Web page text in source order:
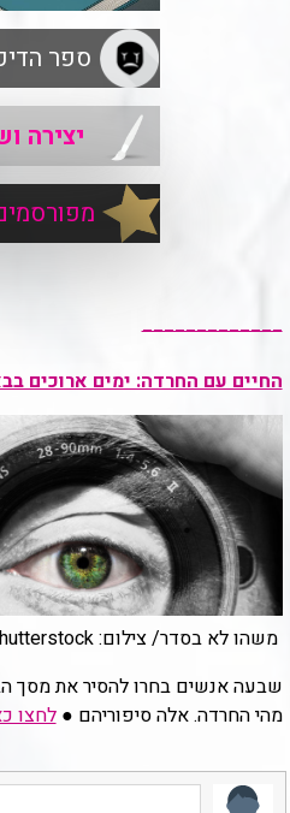
ספר
מפורסמים
יצירה
_____________
החיים עם החרדה: ימים ארוכים
משהו לא בסדר/ צילום: Shutterstock | א.ס.א.פ קריאייטיב
שבעה אנשים בחרו להסיר את מסך
מהי החרדה. אלה סיפוריהם ●לחצו